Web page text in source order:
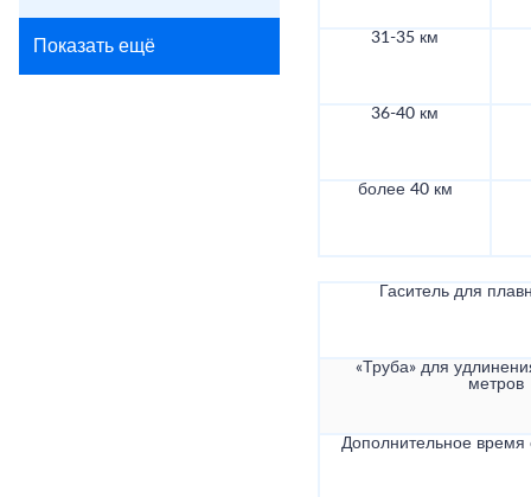
Показать ещё 31-35 км
36-40 км
более 40 км
Гаситель для
«Труба» для
метров
Дополнительное